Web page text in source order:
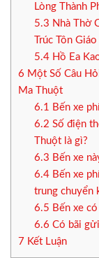
Lòng Thành
5.3 Nhà Thờ
Trúc Tôn Giáo
5.4Hồ Ea
6 Một Số Câu
Ma Thuột
6.1
Bến xe
6.2 Số điện
Thuột là gì?
6.3 Bến xe
6.4Bến xe
trung chuyển
6.5 Bến xe
6.6 Có bãi
7 Kết Luận